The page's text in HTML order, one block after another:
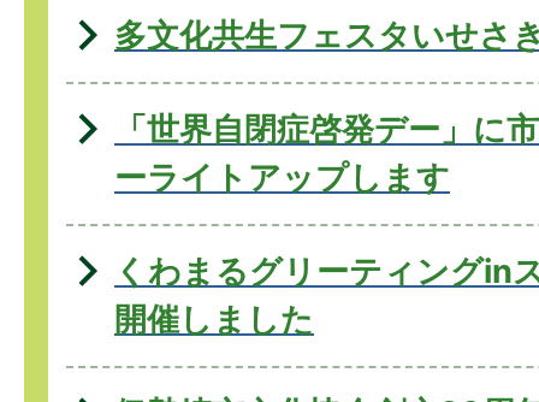
多文化共生フェスタいせさ
「世界自閉症啓発デー」に
ーライトアップします
くわまるグリーティングin
開催しました